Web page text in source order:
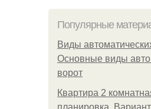
Популярные
Виды
Основные виды
ворот
Квартира 2
планировка.